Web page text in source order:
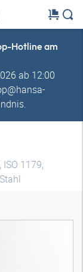
Hotline am
ab 12:00
1179,